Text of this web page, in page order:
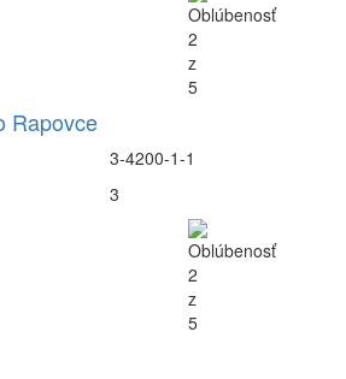
Rapovce
3-4200-1-1
3